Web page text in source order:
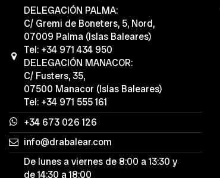
DELEGACIÓN PALMA:
C/ Gremi de Boneters, 5, Nord,
07009 Palma (Islas Baleares)
Tel: +34 971 434 950
DELEGACIÓN MANACOR:
C/ Fusters, 35,
07500 Manacor (Islas Baleares)
Tel: +34 971 555 161
+34 673 026 126
info@drabalear.com
De lunes a viernes de 8:00 a 13:30 y
de 14:30 a 18:00